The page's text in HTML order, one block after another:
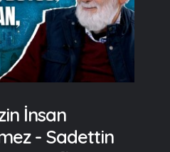
İnsan
- Sadettin